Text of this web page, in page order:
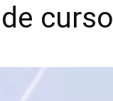
curso